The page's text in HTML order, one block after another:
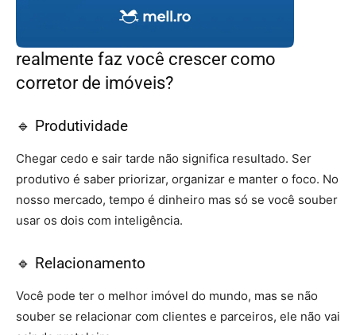
realmente faz você crescer como
corretor de imóveis?
🔹 Produtividade
Chegar cedo e sair tarde não significa resultado. Ser
produtivo é saber priorizar, organizar e manter o foco. No
nosso mercado, tempo é dinheiro mas só se você souber
usar os dois com inteligência.
🔹 Relacionamento
Você pode ter o melhor imóvel do mundo, mas se não
souber se relacionar com clientes e parceiros, ele não vai